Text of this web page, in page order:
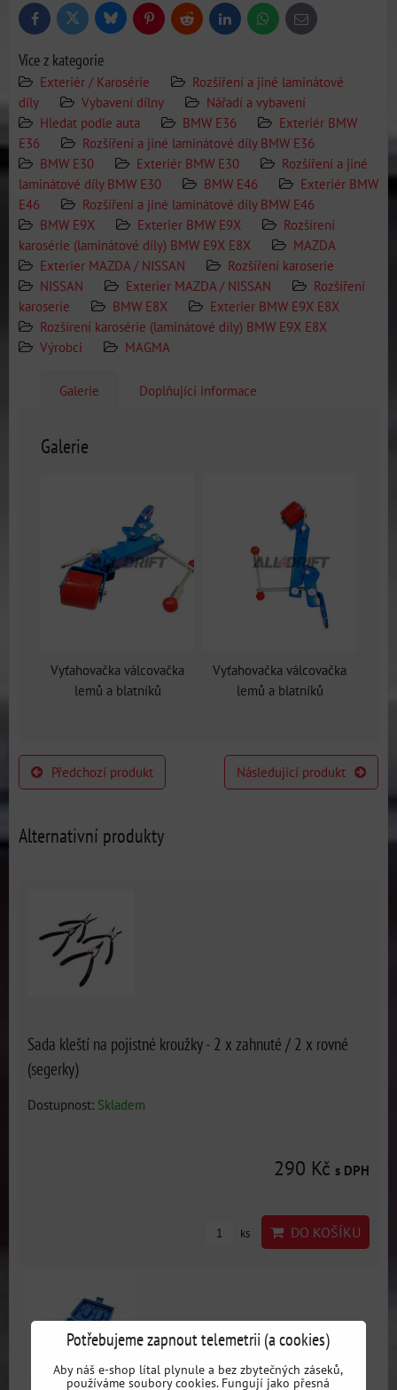
FacebookTwitter BlueskyPinterestReddit LinkedInWhatsApp
E-
mail
Více z kategorie
Exteriér / Karosérie
Rozšíření a jiné laminátové
díly
Vybavení dílny
Nářadí a vybavení
Hledat podle auta
BMW E36
Exteriér BMW
E36
Rozšíření a jiné laminátové díly BMW E36
BMW E30
Exteriér BMW E30
Rozšíření a jiné
laminátové díly BMW E30
BMW E46
Exteriér BMW
E46
Rozšíření a jiné laminátové díly BMW E46
BMW E9X
Exterier BMW E9X
Rozšírení
karosérie (laminátové díly) BMW E9X E8X
MAZDA
Exterier MAZDA / NISSAN
Rozšíření karoserie
NISSAN
Exterier MAZDA / NISSAN
Rozšíření
karoserie
BMW E8X
Exterier BMW E9X E8X
Rozšírení karosérie (laminátové díly) BMW E9X E8X
Výrobci
MAGMA
Galerie Doplňující informace
Galerie
Vyťahovačka válcovačka
lemů a blatníků
Vyťahovačka válcovačka
lemů a blatníků
Předchozí produkt Následující produkt
Alternativní produkty
Sada kleští na pojistné kroužky - 2 x zahnuté / 2 x rovné
(segerky)
Dostupnost: Skladem
290 Kč s DPH
ks DO KOŠÍKU
Potřebujeme zapnout telemetrii (a cookies)
Aby náš e-shop lítal plynule a bez zbytečných záseků,
používáme soubory cookies. Fungují jako přesná